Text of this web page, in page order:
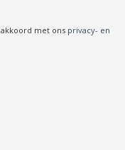
met ons privacy- en